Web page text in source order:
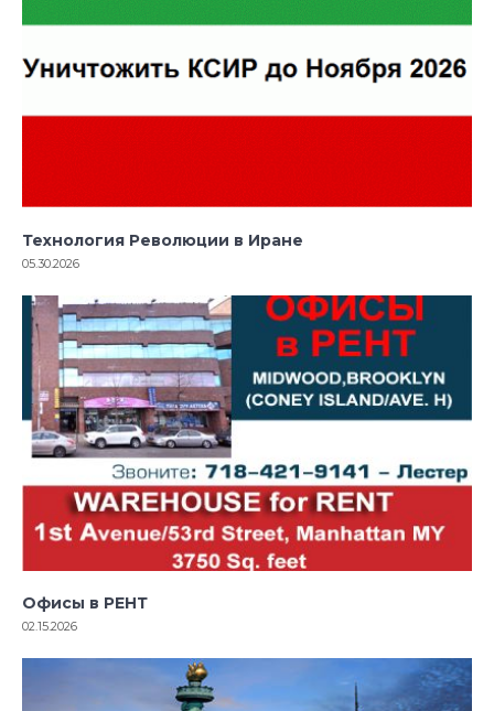
Технология Революции в Иране
05.30.2026
Офисы в РЕНТ
02.15.2026